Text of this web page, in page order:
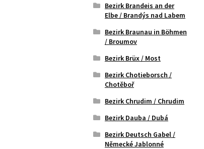
Bezirk Brandeis an der
Elbe / Brandýs nad Labem
Bezirk Braunau in Böhmen
/ Broumov
Bezirk Brüx / Most
Bezirk Chotieborsch /
Chotěboř
Bezirk Chrudim / Chrudim
Bezirk Dauba / Dubá
Bezirk Deutsch Gabel /
Německé Jablonné